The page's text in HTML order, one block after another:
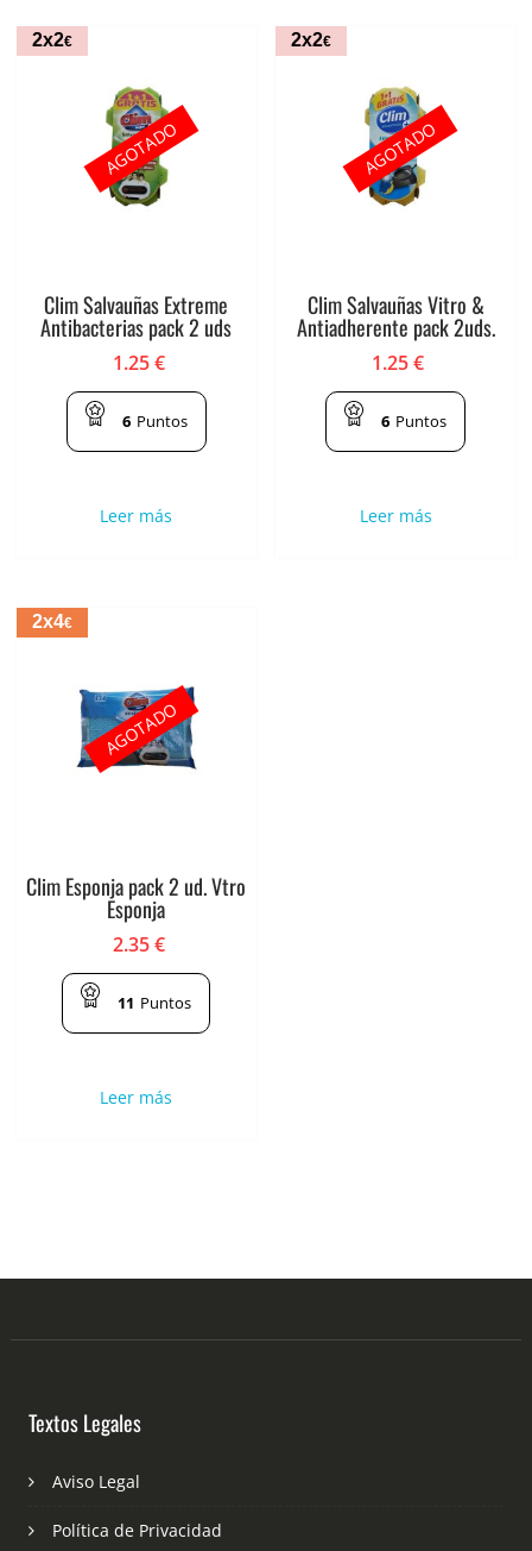
2x2€
Clim Salvauñas Extreme
Antibacterias pack 2 uds
1.25€
6 Puntos
Leer más
AGOTADO
2x2€
Clim Salvauñas Vitro &
Antiadherente pack 2uds.
1.25€
6 Puntos
Leer más
AGOTADO
2x4€
Clim Esponja pack 2 ud. Vtro
Esponja
2.35€
11 Puntos
Leer más
AGOTADO
Textos Legales
Aviso Legal
Política de Privacidad